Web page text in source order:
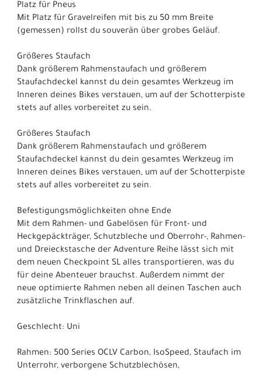
Platz für Pneus
Mit Platz für Gravelreifen mit bis zu 50 mm Breite
(gemessen) rollst du souverän über grobes Geläuf.
Größeres Staufach
Dank größerem Rahmenstaufach und größerem
Staufachdeckel kannst du dein gesamtes Werkzeug im
Inneren deines Bikes verstauen, um auf der Schotterpiste
stets auf alles vorbereitet zu sein.
Größeres Staufach
Dank größerem Rahmenstaufach und größerem
Staufachdeckel kannst du dein gesamtes Werkzeug im
Inneren deines Bikes verstauen, um auf der Schotterpiste
stets auf alles vorbereitet zu sein.
Befestigungsmöglichkeiten ohne Ende
Mit dem Rahmen- und Gabelösen für Front- und
Heckgepäckträger, Schutzbleche und Oberrohr-, Rahmen-
und Dreieckstasche der Adventure Reihe lässt sich mit
dem neuen Checkpoint SL alles transportieren, was du
für deine Abenteuer brauchst. Außerdem nimmt der
neue optimierte Rahmen neben all deinen Taschen auch
zusätzliche Trinkflaschen auf.
Geschlecht: Uni
Rahmen: 500 Series OCLV Carbon, IsoSpeed, Staufach im
Unterrohr, verborgene Schutzblechösen,